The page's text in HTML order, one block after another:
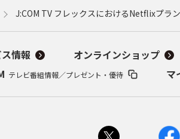
J:COM TV フレックスにおけるNetflixプラ
情報 オンラインショップ
テレビ番組情報／プレゼント・優待 マ